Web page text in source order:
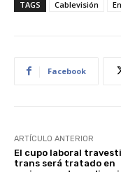
TAGS Cablevisión
Facebook
ARTÍCULO ANTERIOR
El cupo laboral
trans será tratado en